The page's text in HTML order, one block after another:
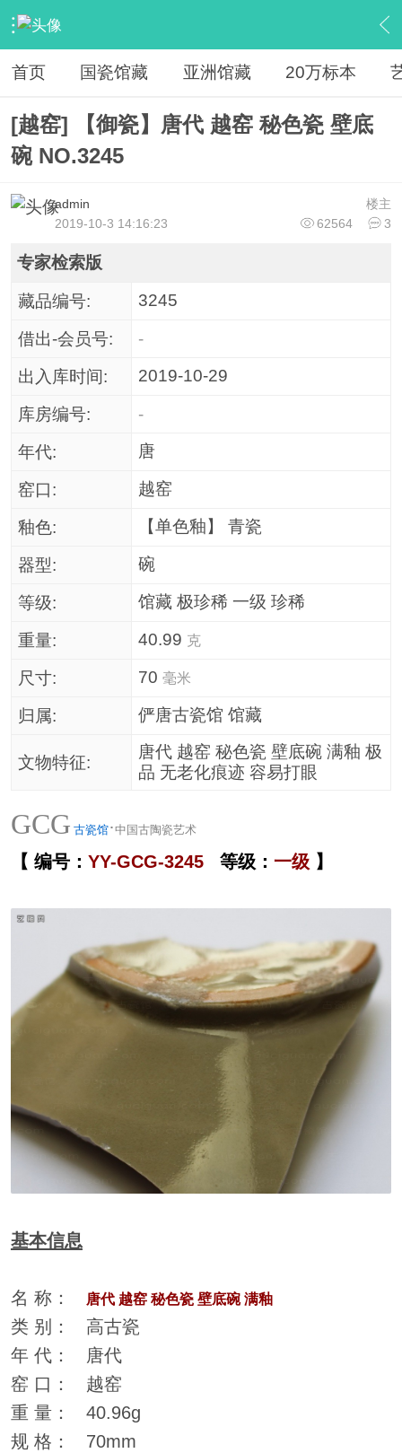
› 馆藏 › 20万古瓷标本 › 内容
首页 国瓷馆藏 亚洲馆藏 20万标本
[越窑] 【御瓷】唐代 越窑 秘色瓷 壁底
碗 NO.3245
楼主
admin
62564
3
2019-10-3 14:16:23
专家检索版
藏品编号: 3245
借出-会员号:
-
出入库时间:
2019-10-29
库房编号:
-
年代:
唐
窑口: 越窑
釉色: 【单色釉】 青瓷
器型: 碗
等级: 馆藏 极珍稀 一级 珍稀
重量: 40.99 克
尺寸: 70毫米
归属: 俨唐古瓷馆 馆藏
文物特征:
唐代 越窑 秘色瓷 壁底碗 满釉 极
品 无老化痕迹 容易打眼
GCG 古瓷馆·中国古陶瓷艺术
【 编号： YY-GCG-3245等级： 一级 】
基本信息
名 称： 唐代 越窑 秘色瓷 壁底碗 满釉
类 别： 高古瓷
年 代： 唐代
窑 口： 越窑
重 量： 40.96g
规 格： 70mm